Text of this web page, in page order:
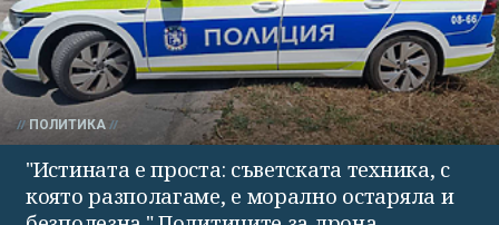
ПОЛИТИКА
"Истината е проста: съветската техника, с
която разполагаме, е морално остаряла и